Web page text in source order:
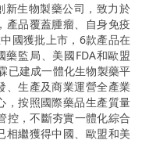
新生物製藥公司，致力於
產品覆蓋腫瘤、自身免疫
國獲批上市，6款產品在
監局、美國FDA和歐盟
已建成一體化生物製藥平
、生產及商業運營全產業
，按照國際藥品生產質量
控，不斷夯實一體化綜合
相繼獲得中國、歐盟和美